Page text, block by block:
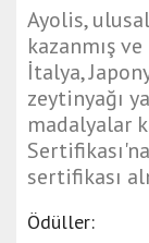
Ayolis,
kazanmış
İtalya,
zeytinyağı
madalyalar
sertifikası
Ödüller: